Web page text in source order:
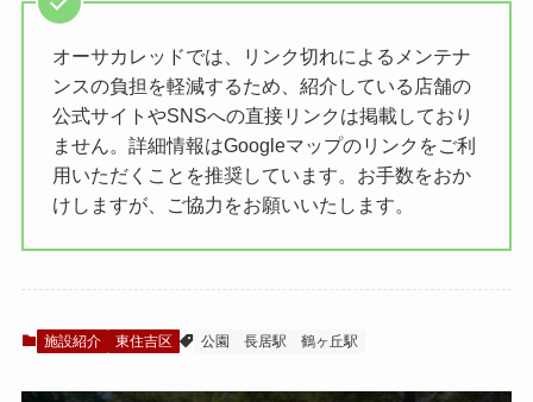
オーサカレッドでは、リンク切れによるメンテナ
ンスの負担を軽減するため、紹介している店舗の
公式サイトやSNSへの直接リンクは掲載しており
ません。詳細情報はGoogleマップのリンクをご利
用いただくことを推奨しています。お手数をおか
けしますが、ご協力をお願いいたします。
施設紹介 東住吉区 公園 長居駅 鶴ヶ丘駅